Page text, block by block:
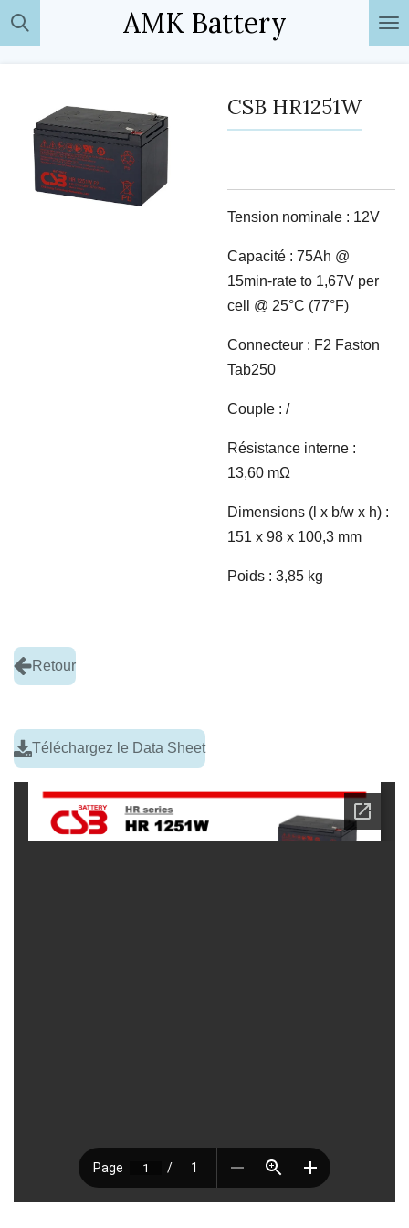
Passer
au
AMK Battery
CSB HR1251W
Tension nominale : 12V
Capacité : 75Ah @
15min-rate to 1,67V per
cell @ 25°C (77°F)
Connecteur : F2 Faston
Tab250
Couple : /
Résistance interne :
13,60 mΩ
Dimensions (l x b/w x h) :
151 x 98 x 100,3 mm
Poids : 3,85 kg
Retour
Téléchargez le Data Sheet